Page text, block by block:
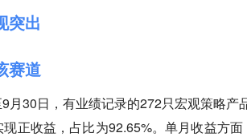
突出
赛道
月30日，有业绩记录的272只宏观策略产
正收益，占比为92.65%。单月收益方